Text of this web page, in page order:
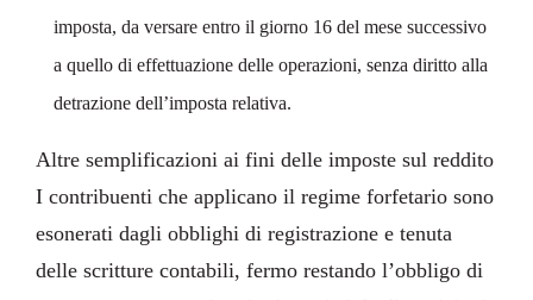
imposta, da versare entro il giorno 16 del mese successivo
a quello di effettuazione delle operazioni, senza diritto alla
detrazione dell’imposta relativa.
Altre semplificazioni ai fini delle imposte sul reddito
I contribuenti che applicano il regime forfetario sono
esonerati dagli obblighi di registrazione e tenuta
delle scritture contabili, fermo restando l’obbligo di